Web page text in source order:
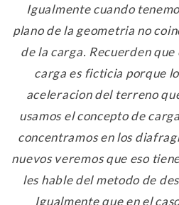
Igualmente cuando
plano de la geometria no
de la carga. Recuerden que
carga es ficticia porque
aceleracion del terreno
usamos el concepto de
concentramos en los
nuevos veremos que eso
les hable del metodo de
Igualmente que en el